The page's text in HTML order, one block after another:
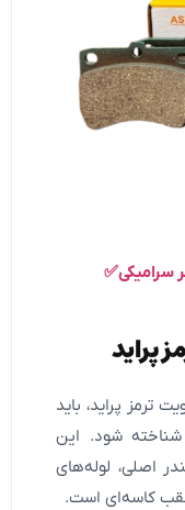
سرامیکی✅
پراید
ترمز پراید، باید
شود. این
اصلی، لوله‌های
عقب کاسه‌ای است.